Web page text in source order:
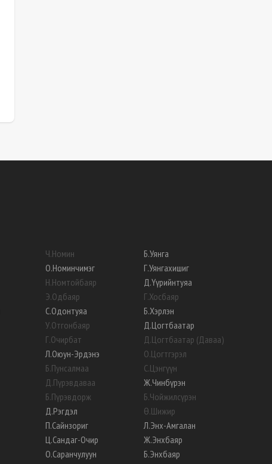
Ч.Номин
О.Номинчимэг
Н.Номтойбаяр
Э.Одбаяр
С.Одонтуяа
У.Отгонбаяр
Г.Очирбат
Л.Оюун-Эрдэнэ
Б.Пунсалмаа
Д.Пүрэвдаваа
Б.Пүрэвдорж
Д.Рэгдэл
П.Сайнзориг
Ц.Сандаг-Очир
О.Саранчулуун
Б.Уянга
Г.Уянгахишиг
Д.Үүрийнтуяа
Г.Хосбаяр
Б.Хэрлэн
Д.Цогтбаатар
Д.Цогтбаатар (Даваа)
О.Цогтгэрэл
С.Цэнгүүн
Ж.Чинбүрэн
Б.Чойжилсүрэн
Ө.Шижир
Л.Энх-Амгалан
Ж.Энхбаяр
Б.Энхбаяр